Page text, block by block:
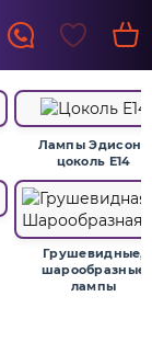
Лампы Эдисона
цоколь E14
Грушевидные,
шарообразные
лампы